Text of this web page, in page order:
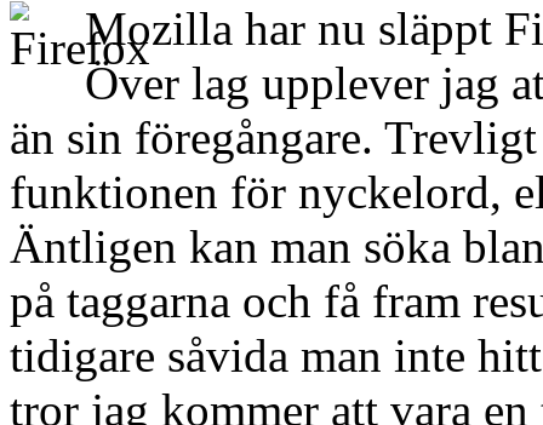
Mozilla har nu släppt
Över lag upplever jag
än sin föregångare.
funktionen för nyckelord,
Äntligen kan man söka
på taggarna och få fram
tidigare såvida man inte
tror jag kommer att vara